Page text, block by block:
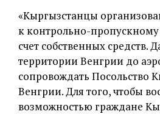
«Кыргызстанцы
к контрольно-пропускному
счет собственных средств.
территории Венгрии до
сопровождать Посольство
Венгрии. Для того, чтобы
возможностью граждане